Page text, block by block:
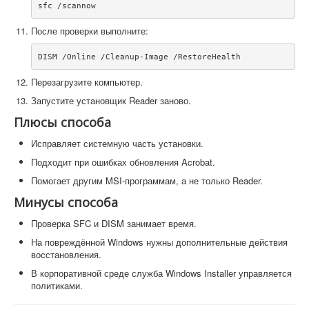
sfc /scannow
После проверки выполните:
Перезагрузите компьютер.
Запустите установщик Reader заново.
Плюсы способа
Исправляет системную часть установки.
Подходит при ошибках обновления Acrobat.
Помогает другим MSI-программам, а не только Reader.
Минусы способа
Проверка SFC и DISM занимает время.
На повреждённой Windows нужны дополнительные действия
восстановления.
В корпоративной среде служба Windows Installer управляется
политиками.